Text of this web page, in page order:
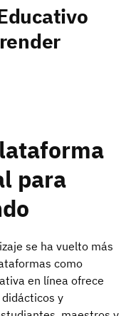
para
se ha vuelto más
como
en línea ofrece
y